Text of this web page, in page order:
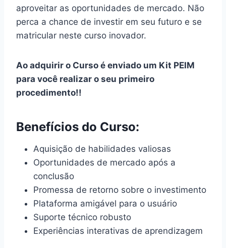
aproveitar as oportunidades de mercado. Não
perca a chance de investir em seu futuro e se
matricular neste curso inovador.
Ao adquirir o Curso é enviado um Kit PEIM
para você realizar o seu primeiro
procedimento!!
Benefícios do Curso:
Aquisição de habilidades valiosas
Oportunidades de mercado após a
conclusão
Promessa de retorno sobre o investimento
Plataforma amigável para o usuário
Suporte técnico robusto
Experiências interativas de aprendizagem